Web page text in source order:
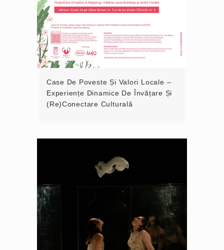
Case De Poveste Și Valori Locale –
Experiențe Dinamice De Învățare Și
(re)conectare Culturală